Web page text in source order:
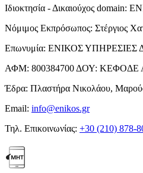
Ιδιοκτησία - Δικαιούχος domain:
Νόμιμος Εκπρόσωπος: Στέργιος
Επωνυμία: ΕΝΙΚΟΣ ΥΠΗΡΕΣΙΕΣ
ΑΦΜ: 800384700 ΔΟΥ: ΚΕΦΟΔΕ
Έδρα: Πλαστήρα Νικολάου,
Email: info@enikos.gr
Τηλ. Επικοινωνίας: +30 (210) 878-